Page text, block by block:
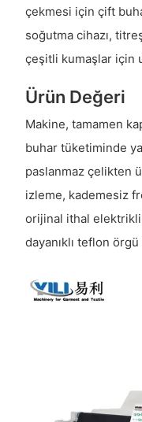
çekmesi için çift
soğutma cihazı,
çeşitli kumaşlar için
Ürün Değeri
Makine, tamamen
buhar tüketiminde
paslanmaz çelikten
izleme, kademesiz
orijinal ithal elektrikli
dayanıklı teflon